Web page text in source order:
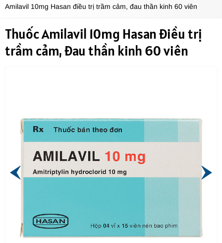
Amilavil 10mg Hasan điều trị trầm cảm, đau thần kinh 60 viên
Thuốc Amilavil 10mg Hasan điều trị
trầm cảm, đau thần kinh 60 viên